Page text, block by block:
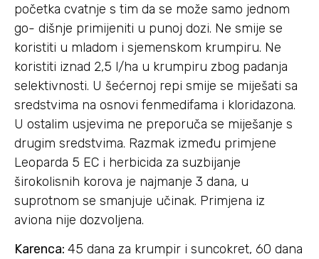
početka cvatnje s tim da se može samo jednom
go- dišnje primijeniti u punoj dozi. Ne smije se
koristiti u mladom i sjemenskom krumpiru. Ne
koristiti iznad 2,5 l/ha u krumpiru zbog padanja
selektivnosti. U šećernoj repi smije se miješati sa
sredstvima na osnovi fenmedifama i kloridazona.
U ostalim usjevima ne preporuča se miješanje s
drugim sredstvima. Razmak između primjene
Leoparda 5 EC i herbicida za suzbijanje
širokolisnih korova je najmanje 3 dana, u
suprotnom se smanjuje učinak. Primjena iz
aviona nije dozvoljena.
Karenca: 45 dana za krumpir i suncokret, 60 dana